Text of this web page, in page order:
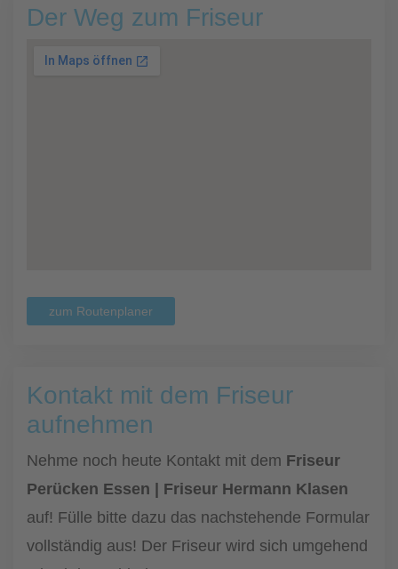
Der Weg zum Friseur
zum Routenplaner
Kontakt mit dem Friseur
aufnehmen
Nehme noch heute Kontakt mit dem Friseur
Perücken Essen | Friseur Hermann Klasen
auf! Fülle bitte dazu das nachstehende Formular
vollständig aus! Der Friseur wird sich umgehend